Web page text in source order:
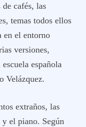
cafés, las
temas todos ellos
en el entorno
versiones,
española
Velázquez.
extraños, las
y el piano. Según